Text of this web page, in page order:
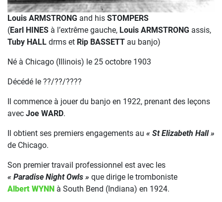
Louis ARMSTRONG and his STOMPERS
(Earl HINES à l’extrême gauche, Louis ARMSTRONG assis,
Tuby HALL drms et Rip BASSETT au banjo)
Né à Chicago (Illinois) le 25 octobre 1903
Décédé le ??/??/????
Il commence à jouer du banjo en 1922, prenant des leçons
avec Joe WARD.
Il obtient ses premiers engagements au « St Elizabeth Hall »
de Chicago.
Son premier travail professionnel est avec les
« Paradise Night Owls » que dirige le tromboniste
Albert WYNN à South Bend (Indiana) en 1924.